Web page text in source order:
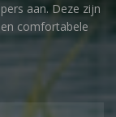
aan. Deze zijn
comfortabele